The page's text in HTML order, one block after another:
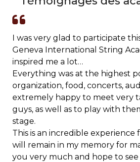
I was very glad to participate
Geneva International String
inspired me a lot…
Everything was at the highest
organization, food, concerts,
extremely happy to meet very
guys, as well as to play with
stage.
This is an incredible experience
will remain in my memory for
you very much and hope to